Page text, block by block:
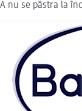
A nu se păstra la